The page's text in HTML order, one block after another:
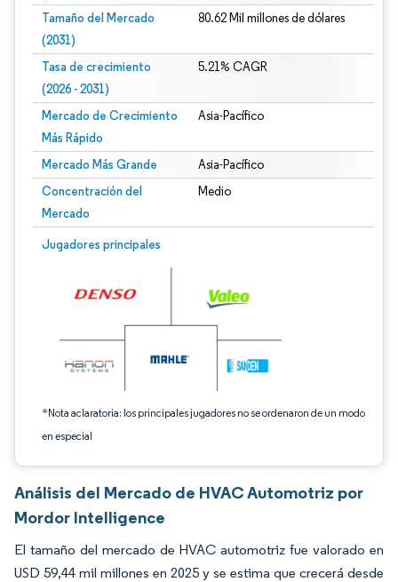
Tamaño del Mercado
(2031)
80.62 Mil millones de dólares
Tasa de crecimiento
(2026 - 2031)
5.21% CAGR
Mercado de Crecimiento
Más Rápido
Asia-Pacífico
Mercado Más Grande Asia-Pacífico
Concentración del
Mercado
Medio
Jugadores principales
*Nota aclaratoria: los principales jugadores no se ordenaron de un modo
en especial
Imagen © Mordor Intelligence. El uso requiere atribución según CC BY 4.0.
Análisis del Mercado de HVAC Automotriz por
Mordor Intelligence
El tamaño del mercado de HVAC automotriz fue valorado en
USD 59,44 mil millones en 2025 y se estima que crecerá desde